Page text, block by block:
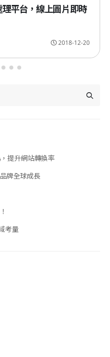
2018-12-20
平台，線上圖片即時
提升網站轉換率
牌全球成長
考量